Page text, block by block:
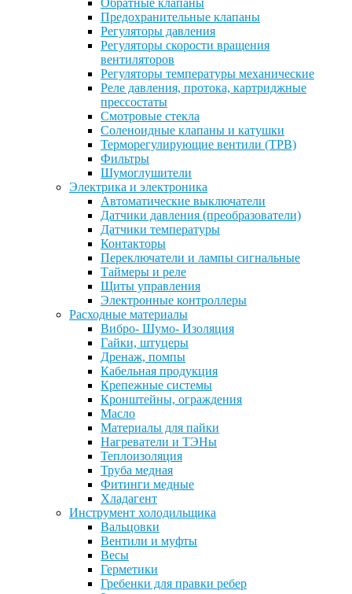
Обратные клапаны
Предохранительные клапаны
Регуляторы давления
Регуляторы скорости вращения
вентиляторов
Регуляторы температуры механические
Реле давления, протока, картриджные
прессостаты
Смотровые стекла
Соленоидные клапаны и катушки
Терморегулирующие вентили (ТРВ)
Фильтры
Шумоглушители
Электрика и электроника
Автоматические выключатели
Датчики давления (преобразователи)
Датчики температуры
Контакторы
Переключатели и лампы сигнальные
Таймеры и реле
Щиты управления
Электронные контроллеры
Расходные материалы
Вибро- Шумо- Изоляция
Гайки, штуцеры
Дренаж, помпы
Кабельная продукция
Крепежные системы
Кронштейны, ограждения
Масло
Материалы для пайки
Нагреватели и ТЭНы
Теплоизоляция
Труба медная
Фитинги медные
Хладагент
Инструмент холодильщика
Вальцовки
Вентили и муфты
Весы
Герметики
Гребенки для правки ребер